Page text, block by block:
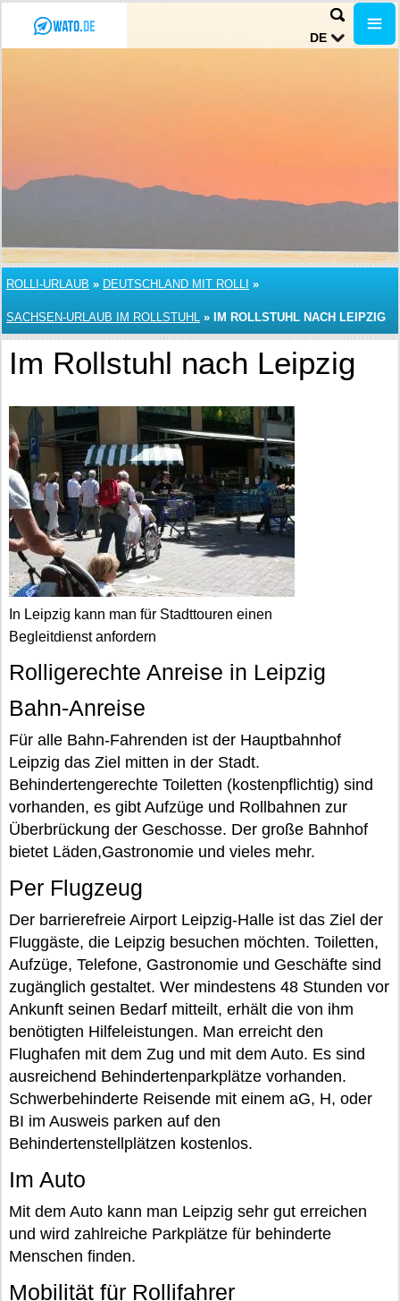
DE
ROLLI-URLAUB » DEUTSCHLAND MIT ROLLI »
SACHSEN-URLAUB IM ROLLSTUHL » IM ROLLSTUHL NACH LEIPZIG
Im Rollstuhl nach Leipzig
In Leipzig kann man für Stadttouren einen
Begleitdienst anfordern
Rolligerechte Anreise in Leipzig
Bahn-Anreise
Für alle Bahn-Fahrenden ist der Hauptbahnhof
Leipzig das Ziel mitten in der Stadt.
Behindertengerechte Toiletten (kostenpflichtig) sind
vorhanden, es gibt Aufzüge und Rollbahnen zur
Überbrückung der Geschosse. Der große Bahnhof
bietet Läden,Gastronomie und vieles mehr.
Per Flugzeug
Der barrierefreie Airport Leipzig-Halle ist das Ziel der
Fluggäste, die Leipzig besuchen möchten. Toiletten,
Aufzüge, Telefone, Gastronomie und Geschäfte sind
zugänglich gestaltet. Wer mindestens 48 Stunden vor
Ankunft seinen Bedarf mitteilt, erhält die von ihm
benötigten Hilfeleistungen. Man erreicht den
Flughafen mit dem Zug und mit dem Auto. Es sind
ausreichend Behindertenparkplätze vorhanden.
Schwerbehinderte Reisende mit einem aG, H, oder
BI im Ausweis parken auf den
Behindertenstellplätzen kostenlos.
Im Auto
Mit dem Auto kann man Leipzig sehr gut erreichen
und wird zahlreiche Parkplätze für behinderte
Menschen finden.
Mobilität für Rollifahrer